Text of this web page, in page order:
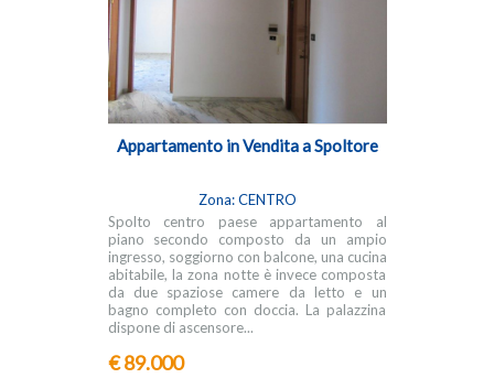
Appartamento in Vendita a Spoltore
Zona: CENTRO
Spolto centro paese appartamento al
piano secondo composto da un ampio
ingresso, soggiorno con balcone, una cucina
abitabile, la zona notte è invece composta
da due spaziose camere da letto e un
bagno completo con doccia. La palazzina
dispone di ascensore...
€ 89.000